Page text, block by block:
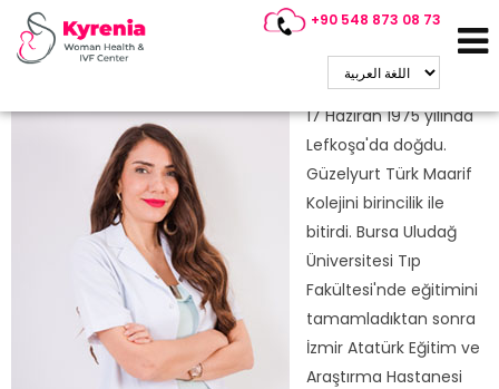
+90 548 873 08 73
Op.Dr. Verda Tunçbilek
Kadın Doğum ~ Tüp Bebek Uzmanı
17 Haziran 1975 yılında
Lefkoşa'da doğdu.
Güzelyurt Türk Maarif
Kolejini birincilik ile
bitirdi. Bursa Uludağ
Üniversitesi Tıp
Fakültesi'nde eğitimini
tamamladıktan sonra
İzmir Atatürk Eğitim ve
Araştırma Hastanesi